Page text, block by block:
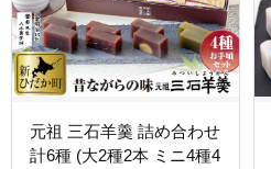
元祖 三石羊羹 詰め合わせ
計6種 (大2種2本 ミニ4種4